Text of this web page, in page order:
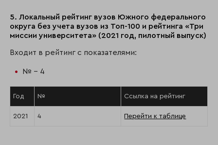
5. Локальный рейтинг вузов Южного федерального
округа без учета вузов из Топ-100 и рейтинга «Три
миссии университета» (2021 год, пилотный выпуск)
Входит в рейтинг с показателями:
№ - 4
Год № Ссылка на рейтинг
2021 4 Перейти к таблице